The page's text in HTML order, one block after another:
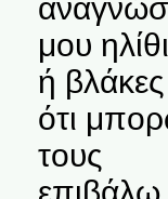
μου
ή βλάκες
ότι
τους